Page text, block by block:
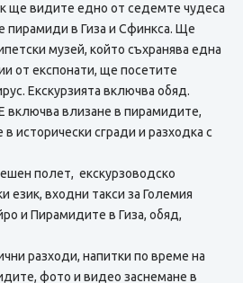
ще видите едно от седемте чудеса
пирамиди в Гиза и Сфинкса. Ще
музей, който съхранява една
от експонати, ще посетите
Екскурзията включва обяд.
включва влизане в пирамидите,
исторически сгради и разходка с
полет, екскурзоводско
език, входни такси за Големия
и Пирамидите в Гиза, обяд,
разходи, напитки по време на
фото и видео заснемане в